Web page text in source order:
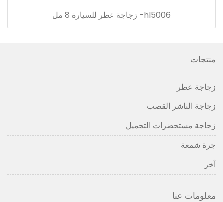
hl5006- زجاجة عطر للسيارة 8 مل
منتجات
زجاجة عطر
زجاجة الناشر القصب
زجاجة مستحضرات التجميل
جرة شمعة
آخر
معلومات عنا